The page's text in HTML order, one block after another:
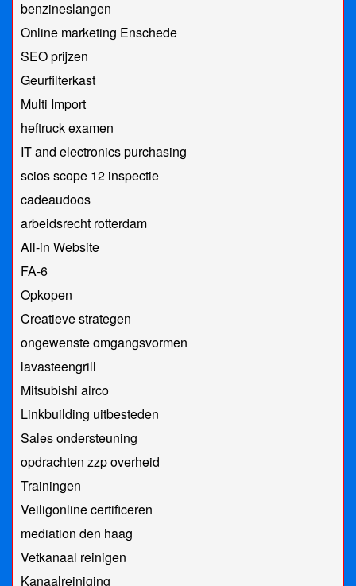
benzineslangen
Online marketing Enschede
SEO prijzen
Geurfilterkast
Multi Import
heftruck examen
IT and electronics purchasing
scios scope 12 inspectie
cadeaudoos
arbeidsrecht rotterdam
All-in Website
FA-6
Opkopen
Creatieve strategen
ongewenste omgangsvormen
lavasteengrill
Mitsubishi airco
Linkbuilding uitbesteden
Sales ondersteuning
opdrachten zzp overheid
Trainingen
Veiligonline certificeren
mediation den haag
Vetkanaal reinigen
Kanaalreiniging